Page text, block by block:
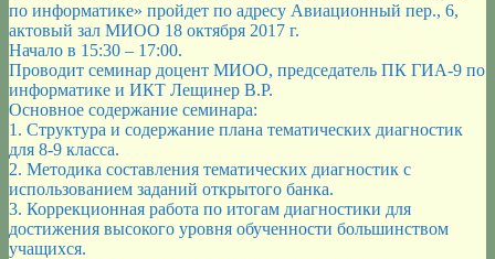
по информатике» пройдет по адресу Авиационный пер., 6,
актовый зал МИОО 18 октября 2017 г.
Начало в 15:30 – 17:00.
Проводит семинар доцент МИОО, председатель ПК ГИА-9 по
информатике и ИКТ Лещинер В.Р.
Основное содержание семинара:
1. Структура и содержание плана тематических диагностик
для 8-9 класса.
2. Методика составления тематических диагностик с
использованием заданий открытого банка.
3. Коррекционная работа по итогам диагностики для
достижения высокого уровня обученности большинством
учащихся.